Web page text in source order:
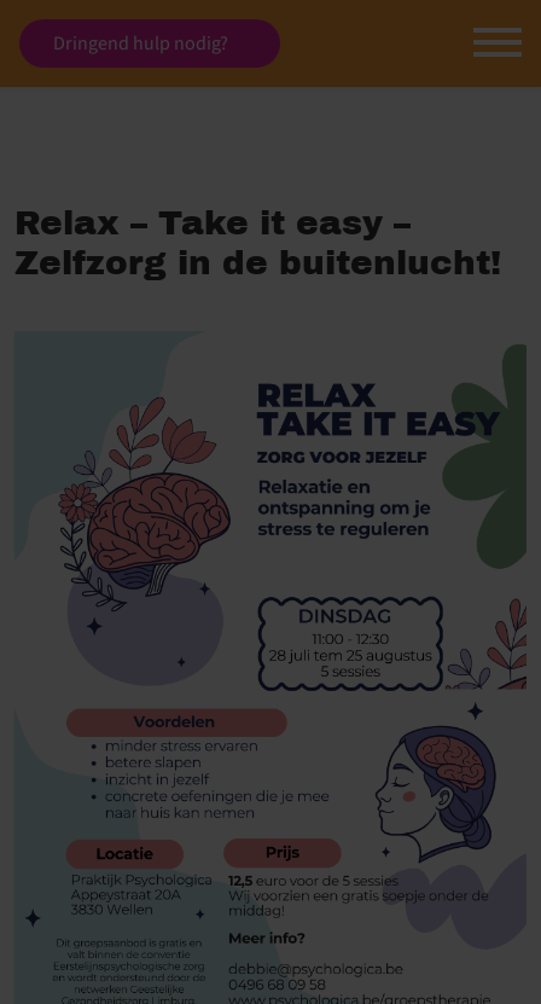
Dringend hulp nodig?
Relax – Take it easy –
Zelfzorg in de buitenlucht!